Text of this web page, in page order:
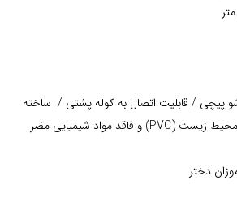
پیچی / قابلیت اتصال به کوله پشتی / ساخته
شده از مواد سازگار با محیط زیست (PVC) و فاقد مواد شیمیایی مضر
دختر